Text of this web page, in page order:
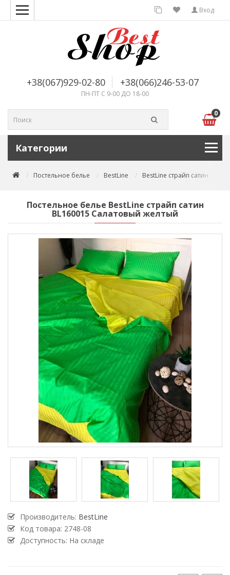
Вход
+38(067)929-02-80 +38(066)246-53-07
ПН-ПТ С 9-00 ДО 18-00
0
Категории
Постельное белье BestLine BestLine страйп сатин
Постельное белье BestLine страйп сатин
BL160015 Салатовый желтый
Производитель: BestLine
Код товара: 2748-08
Доступность: На складе